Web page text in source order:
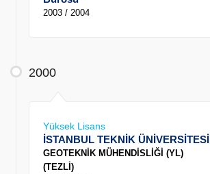
2003 / 2004
2000
Yüksek Lisans
İSTANBUL TEKNİK ÜNİVERSİTESİ
GEOTEKNİK MÜHENDİSLİĞİ (YL)
(TEZLİ)